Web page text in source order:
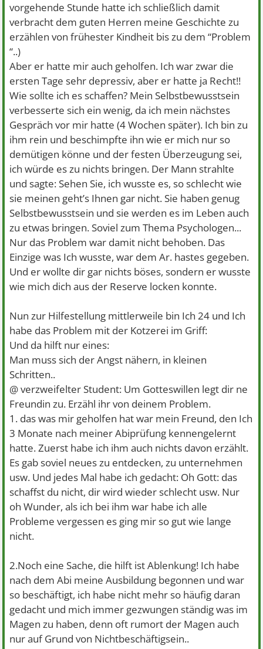
vorgehende Stunde hatte ich schließlich damit
verbracht dem guten Herren meine Geschichte zu
erzählen von frühester Kindheit bis zu dem “Problem
“..)
Aber er hatte mir auch geholfen. Ich war zwar die
ersten Tage sehr depressiv, aber er hatte ja Recht!!
Wie sollte ich es schaffen? Mein Selbstbewusstsein
verbesserte sich ein wenig, da ich mein nächstes
Gespräch vor mir hatte (4 Wochen später). Ich bin zu
ihm rein und beschimpfte ihn wie er mich nur so
demütigen könne und der festen Überzeugung sei,
ich würde es zu nichts bringen. Der Mann strahlte
und sagte: Sehen Sie, ich wusste es, so schlecht wie
sie meinen geht’s Ihnen gar nicht. Sie haben genug
Selbstbewusstsein und sie werden es im Leben auch
zu etwas bringen. Soviel zum Thema Psychologen...
Nur das Problem war damit nicht behoben. Das
Einzige was Ich wusste, war dem Ar. hastes gegeben.
Und er wollte dir gar nichts böses, sondern er wusste
wie mich dich aus der Reserve locken konnte.
Nun zur Hilfestellung mittlerweile bin Ich 24 und Ich
habe das Problem mit der Kotzerei im Griff:
Und da hilft nur eines:
Man muss sich der Angst nähern, in kleinen
Schritten..
@ verzweifelter Student: Um Gotteswillen legt dir ne
Freundin zu. Erzähl ihr von deinem Problem.
1. das was mir geholfen hat war mein Freund, den Ich
3 Monate nach meiner Abiprüfung kennengelernt
hatte. Zuerst habe ich ihm auch nichts davon erzählt.
Es gab soviel neues zu entdecken, zu unternehmen
usw. Und jedes Mal habe ich gedacht: Oh Gott: das
schaffst du nicht, dir wird wieder schlecht usw. Nur
oh Wunder, als ich bei ihm war habe ich alle
Probleme vergessen es ging mir so gut wie lange
nicht.
2.Noch eine Sache, die hilft ist Ablenkung! Ich habe
nach dem Abi meine Ausbildung begonnen und war
so beschäftigt, ich habe nicht mehr so häufig daran
gedacht und mich immer gezwungen ständig was im
Magen zu haben, denn oft rumort der Magen auch
nur auf Grund von Nichtbeschäftigsein..